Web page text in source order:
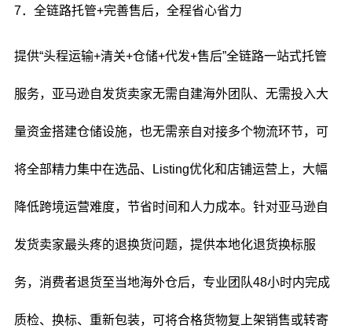
7．全链路托管+完善售后，全程省心省力
提供“头程运输+清关+仓储+代发+售后”全链路一站式托管
服务，亚马逊自发货卖家无需自建海外团队、无需投入大
量资金搭建仓储设施，也无需亲自对接多个物流环节，可
将全部精力集中在选品、Listing优化和店铺运营上，大幅
降低跨境运营难度，节省时间和人力成本。针对亚马逊自
发货卖家最头疼的退换货问题，提供本地化退货换标服
务，消费者退货至当地海外仓后，专业团队48小时内完成
质检、换标、重新包装，可将合格货物复上架销售或转寄